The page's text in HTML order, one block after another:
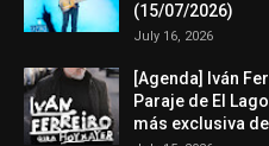
(15/07/2026)
July 16, 2026
[Agenda] Iván
Paraje de El
más exclusiva